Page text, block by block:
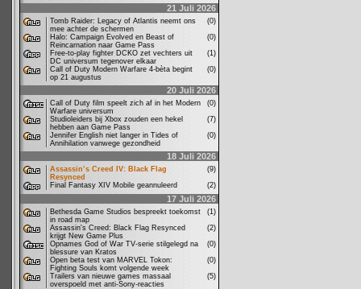
21 Juli 2026
Tomb Raider: Legacy of Atlantis neemt ons
mee achter de schermen
(0)
Halo: Campaign Evolved en Beast of
Reincarnation naar Game Pass
(0)
Free-to-play fighter DCKO zet vechters uit
DC universum tegenover elkaar
(1)
Call of Duty Modern Warfare 4-bèta begint
op 21 augustus
(0)
20 Juli 2026
Call of Duty film speelt zich af in het Modern
Warfare universum
(0)
Studioleiders bij Xbox zouden een hekel
hebben aan Game Pass
(7)
Jennifer English niet langer in Tides of
Annihilation vanwege gezondheid
(0)
18 Juli 2026
Assassin’s Creed IV: Black Flag
Resynced
(9)
Final Fantasy XIV Mobile geannuleerd
(2)
17 Juli 2026
Bethesda Game Studios bespreekt toekomst
in road map
(1)
Assassin's Creed: Black Flag Resynced
krijgt New Game Plus
(2)
Opnames God of War TV-serie stilgelegd na
blessure van Kratos
(0)
Open beta test van MARVEL Tokon:
Fighting Souls komt volgende week
(0)
Trailers van nieuwe games massaal
overspoeld met anti-Sony-reacties
(5)